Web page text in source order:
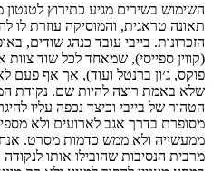
השימוש בשירים מגיע כתירוץ לטנטון
תאונה טראגית, והמוסיקה עוזרת לו
הזכרונות. בייבי עובד כנהג שודים,
(קווין ספייסי), שמאחד לכל שוד צוות
פוקס, ג׳ון ברנטל ועוד), אך אף פעם
שלא באמת רוצה להיות שם. נקודת
הטהור של בייבי וכיצד נכפה עליו
מסופרת בדרך אגב לארועים ולא
ממעשייה ולא ממש כדמות מסרט.
מרבית הנסיבות שהובילו אותו